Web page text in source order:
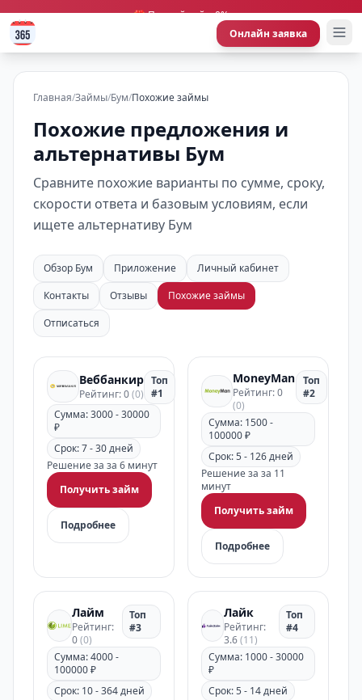
🎁 Первый займ 0%
Онлайн заявка
Главная/Займы/Бум/Похожие займы
Похожие предложения и
альтернативы Бум
Сравните похожие варианты по сумме, сроку,
скорости ответа и базовым условиям, если
ищете альтернативу Бум
Обзор Бум Приложение
Личный кабинет
Контакты
Отзывы
Похожие займы
Отписаться
Веббанкир
Рейтинг: 0(0)
Топ
#1
Сумма: 3000 - 30000
₽
Срок: 7 - 30 дней
Решение за за 6 минут
Получить займ
Подробнее
MoneyMan
Рейтинг: 0
(0)
Топ
#2
Сумма: 1500 -
100000 ₽
Срок: 5 - 126 дней
Решение за за 11
минут
Получить займ
Подробнее
Лайм
Рейтинг:
0(0)
Топ
#3
Сумма: 4000 -
100000 ₽
Срок: 10 - 364 дней
Лайк
Рейтинг:
3.6(11)
Топ
#4
Сумма: 1000 - 30000
₽
Срок: 5 - 14 дней